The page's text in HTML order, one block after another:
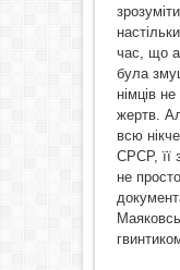
час, що
була
німців
жертв.
всю
СРСР, її
не